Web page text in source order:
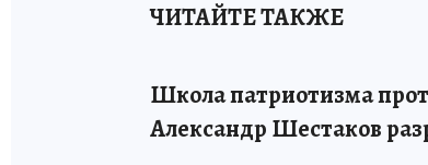
ЧИТАЙТЕ ТАКЖЕ
Школа патриотизма
Александр Шестаков